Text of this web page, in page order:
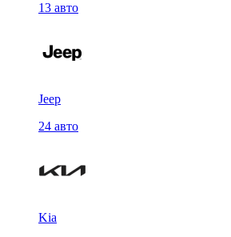
13 авто
Jeep
24 авто
Kia